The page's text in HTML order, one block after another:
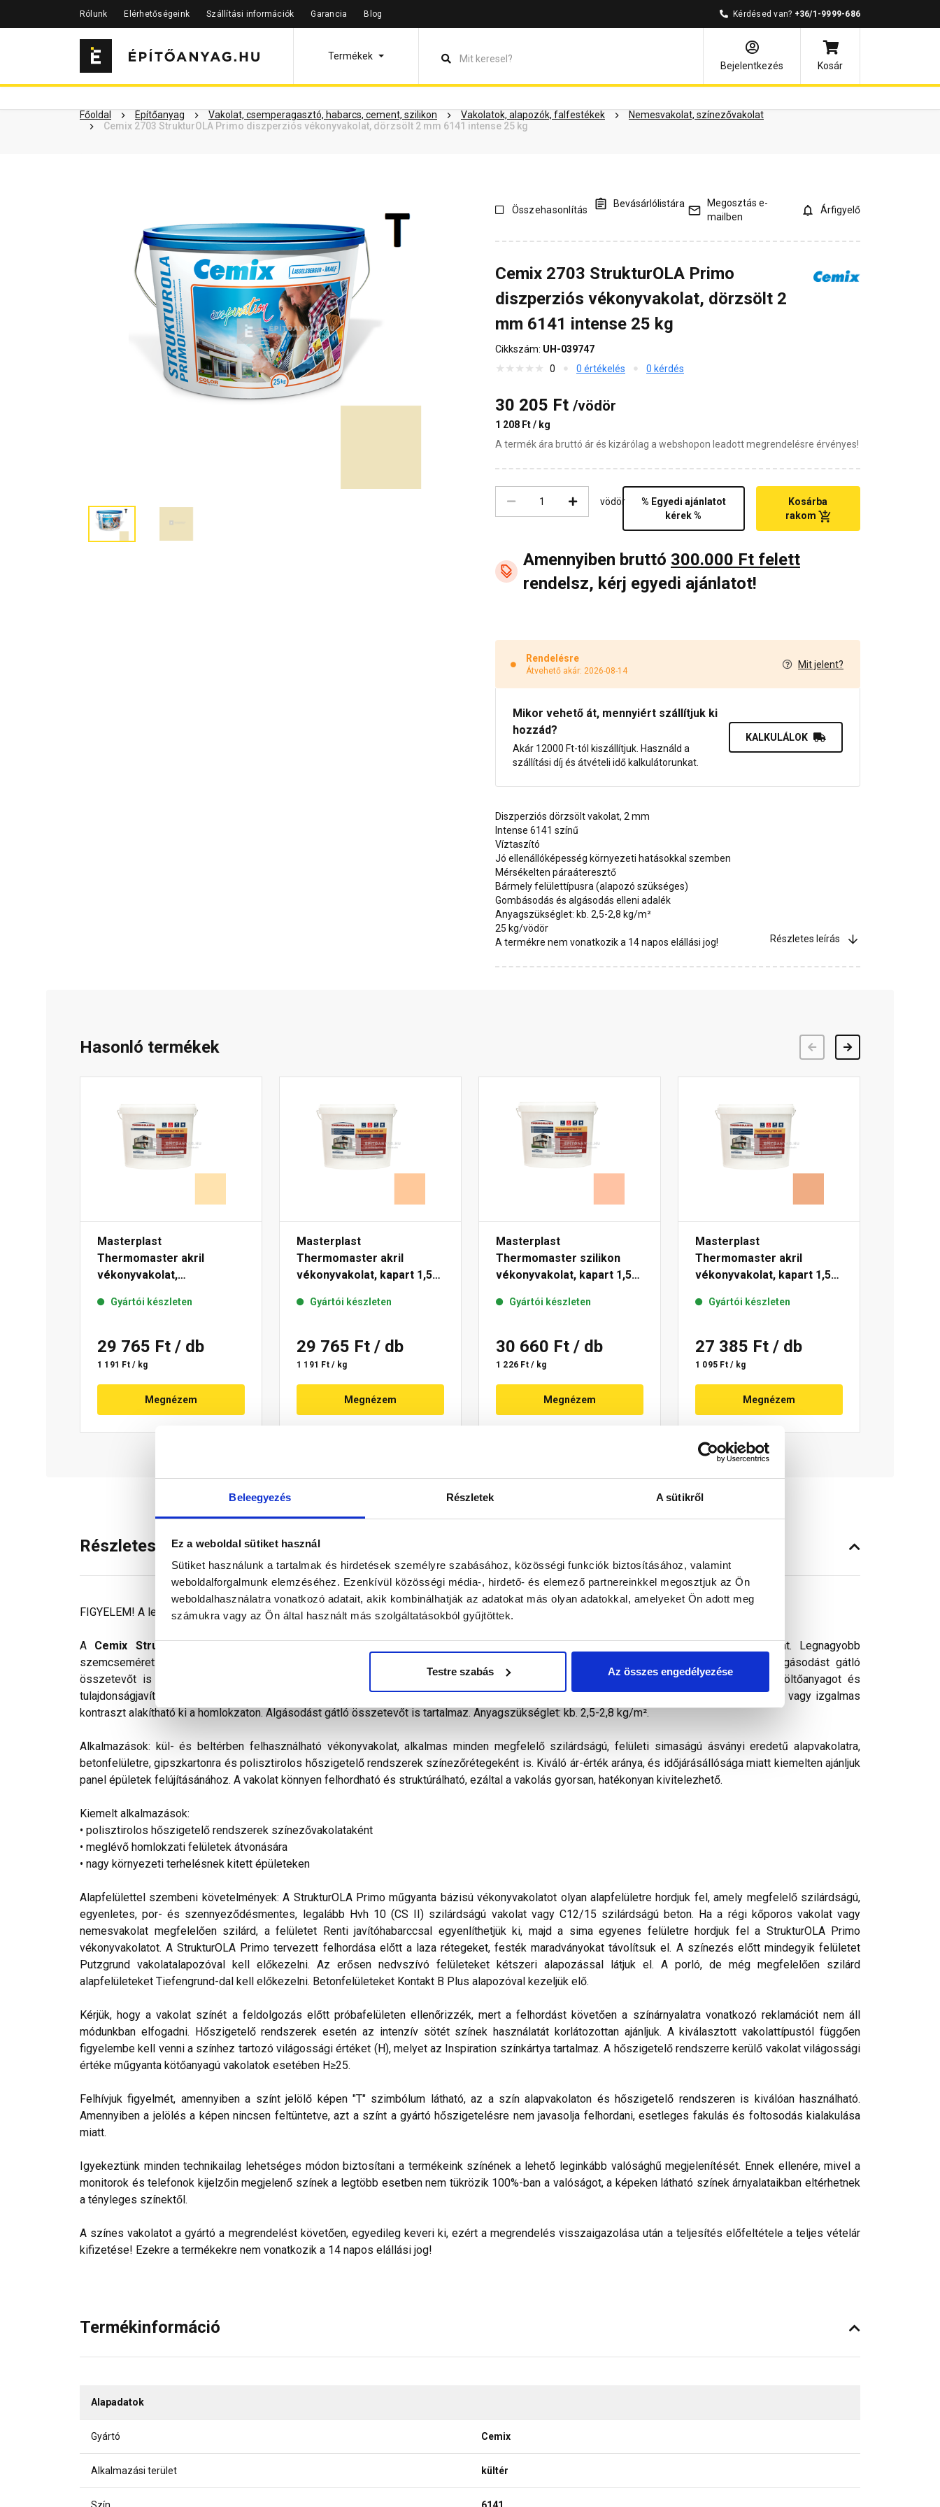
Beleegyezés Részletek A sütikről
Ez a weboldal sütiket használ
Sütiket használunk a tartalmak és hirdetések személyre szabásához, közösségi funkciók biztosításához, valamint
weboldalforgalmunk elemzéséhez. Ezenkívül közösségi média-, hirdető- és elemező partnereinkkel megosztjuk az Ön
weboldalhasználatra vonatkozó adatait, akik kombinálhatják az adatokat más olyan adatokkal, amelyeket Ön adott meg
számukra vagy az Ön által használt más szolgáltatásokból gyűjtöttek.
Testre szabás Az összes engedélyezése
Rólunk Elérhetőségeink Szállítási információk Garancia Blog Kérdésed van? +36/1-9999-686
Termékek
Bejelentkezés
Kosár
Főoldal Építőanyag Vakolat, csemperagasztó, habarcs, cement, szilikon Vakolatok, alapozók, falfestékek
Nemesvakolat, színezővakolat
Cemix 2703 StrukturOLA Primo diszperziós vékonyvakolat, dörzsölt 2 mm 6141 intense 25 kg
Szükséged lehet rá Részletes leírás Termékinformáció Dokumentumok Vásárlói vélemények Kérdések és válaszok
Összehasonlítás
Bevásárlólistára
Megosztás e-
mailben
Árfigyelő
Cemix 2703 StrukturOLA Primo
diszperziós vékonyvakolat, dörzsölt 2
mm 6141 intense 25 kg
Cikkszám: UH-039747
0
0 értékelés 0 kérdés
30 205 Ft /vödör
1 208 Ft / kg
A termék ára bruttó ár és kizárólag a webshopon leadott megrendelésre érvényes!
vödör
% Egyedi ajánlatot
kérek %
Kosárba
rakom
Amennyiben bruttó 300.000 Ft felett
rendelsz, kérj egyedi ajánlatot!
Rendelésre
Átvehető akár: 2026-08-14
Mit jelent?
Mikor vehető át, mennyiért szállítjuk ki
hozzád?
Akár 12000 Ft-tól kiszállítjuk. Használd a
szállítási díj és átvételi idő kalkulátorunkat.
KALKULÁLOK
Diszperziós dörzsölt vakolat, 2 mm
Intense 6141 színű
Víztaszító
Jó ellenállóképesség környezeti hatásokkal szemben
Mérsékelten páraáteresztő
Bármely felülettípusra (alapozó szükséges)
Gombásodás és algásodás elleni adalék
Anyagszükséglet: kb. 2,5-2,8 kg/m²
25 kg/vödör
A termékre nem vonatkozik a 14 napos elállási jog!
Részletes leírás
Hasonló termékek
Masterplast
Thermomaster akril
vékonyvakolat,
E 25 kg
Gyártói készleten
29 765 Ft / db
1 191 Ft / kg
Megnézem
Masterplast
Thermomaster akril
vékonyvakolat, kapart 1,5
Gyártói készleten
29 765 Ft / db
1 191 Ft / kg
Megnézem
Masterplast
Thermomaster szilikon
vékonyvakolat, kapart 1,5
Gyártói készleten
30 660 Ft / db
1 226 Ft / kg
Megnézem
Masterplast
Thermomaster akril
vékonyvakolat, kapart 1,5
Gyártói készleten
27 385 Ft / db
1 095 Ft / kg
Megnézem
Részletes leírás
FIGYELEM! A leírás végén fontos információkat talál a termékkel kapcsolatban. Kérjük, figyelmesen olvassa el!
A Cemix StrukturOLA Primo
gyárilag előkevert, dörzsölt hatású diszperziós bázisú, ﬁnomszemcsés vékonyvakolat. vékonyvakolat. Legnagyobb
szemcseméret: 2 mm. Viszonylag könnyen kivitelezhető és az ára miatt is a polisztirolos hőszigetelések kedvelt színezővakolata. Algásodást gátló
összetevőt is tartalmaz. Az anyag gyakorlatilag nem páraáteresztő. Vizes diszperziós kötőanyagot, időjárásálló pigmenteket, ásványi töltőanyagot és
tulajdonságjavító adalékokat tartalmaz. Színválasztékában pasztell és intenzív színek egyaránt megtalálhatók, ezáltal kellemes színharmónia vagy izgalmas
kontraszt alakítható ki a homlokzaton. Algásodást gátló összetevőt is tartalmaz. Anyagszükséglet: kb. 2,5-2,8 kg/m².
Alkalmazások: kül- és beltérben felhasználható vékonyvakolat, alkalmas minden megfelelő szilárdságú, felületi simaságú ásványi eredetű alapvakolatra,
betonfelületre, gipszkartonra és polisztirolos hőszigetelő rendszerek színezőrétegeként is. Kiváló ár-érték aránya, és időjárásállósága miatt kiemelten ajánljuk
panel épületek felújításánához. A vakolat könnyen felhordható és struktúrálható, ezáltal a vakolás gyorsan, hatékonyan kivitelezhető.
Kiemelt alkalmazások:
• polisztirolos hőszigetelő rendszerek színezővakolataként
• meglévő homlokzati felületek átvonására
• nagy környezeti terhelésnek kitett épületeken
Alapfelülettel szembeni követelmények: A StrukturOLA Primo műgyanta bázisú vékonyvakolatot olyan alapfelületre hordjuk fel, amely megfelelő szilárdságú,
egyenletes, por- és szennyeződésmentes, legalább Hvh 10 (CS II) szilárdságú vakolat vagy C12/15 szilárdságú beton. Ha a régi kőporos vakolat vagy
nemesvakolat megfelelően szilárd, a felületet Renti javítóhabarccsal egyenlíthetjük ki, majd a sima egyenes felületre hordjuk fel a StrukturOLA Primo
vékonyvakolatot. A StrukturOLA Primo tervezett felhordása előtt a laza rétegeket, festék maradványokat távolítsuk el. A színezés előtt mindegyik felületet
Putzgrund vakolatalapozóval kell előkezelni. Az erősen nedvszívó felületeket kétszeri alapozással látjuk el. A porló, de még megfelelően szilárd
alapfelületeket Tiefengrund-dal kell előkezelni. Betonfelületeket Kontakt B Plus alapozóval kezeljük elő.
Kérjük, hogy a vakolat színét a feldolgozás előtt próbafelületen ellenőrizzék, mert a felhordást követően a színárnyalatra vonatkozó reklamációt nem áll
módunkban elfogadni. Hőszigetelő rendszerek esetén az intenzív sötét színek használatát korlátozottan ajánljuk. A kiválasztott vakolattípustól függően
figyelembe kell venni a színhez tartozó világossági értéket (H), melyet az Inspiration színkártya tartalmaz. A hőszigetelő rendszerre kerülő vakolat világossági
értéke műgyanta kötőanyagú vakolatok esetében H≥25.
Felhívjuk figyelmét, amennyiben a színt jelölő képen "T" szimbólum látható, az a szín alapvakolaton és hőszigetelő rendszeren is kiválóan használható.
Amennyiben a jelölés a képen nincsen feltüntetve, azt a színt a gyártó hőszigetelésre nem javasolja felhordani, esetleges fakulás és foltosodás kialakulása
miatt.
Igyekeztünk minden technikailag lehetséges módon biztosítani a termékeink színének a lehető leginkább valósághű megjelenítését. Ennek ellenére, mivel a
monitorok és telefonok kijelzőin megjelenő színek a legtöbb esetben nem tükrözik 100%-ban a valóságot, a képeken látható színek árnyalataikban eltérhetnek
a tényleges színektől.
A színes vakolatot a gyártó a megrendelést követően, egyedileg keveri ki, ezért a megrendelés visszaigazolása után a teljesítés előfeltétele a teljes vételár
kifizetése! Ezekre a termékekre nem vonatkozik a 14 napos elállási jog!
Termékinformáció
Alapadatok
Gyártó Cemix
Alkalmazási terület kültér